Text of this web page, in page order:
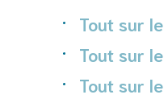
Tout sur
Tout sur
Tout sur